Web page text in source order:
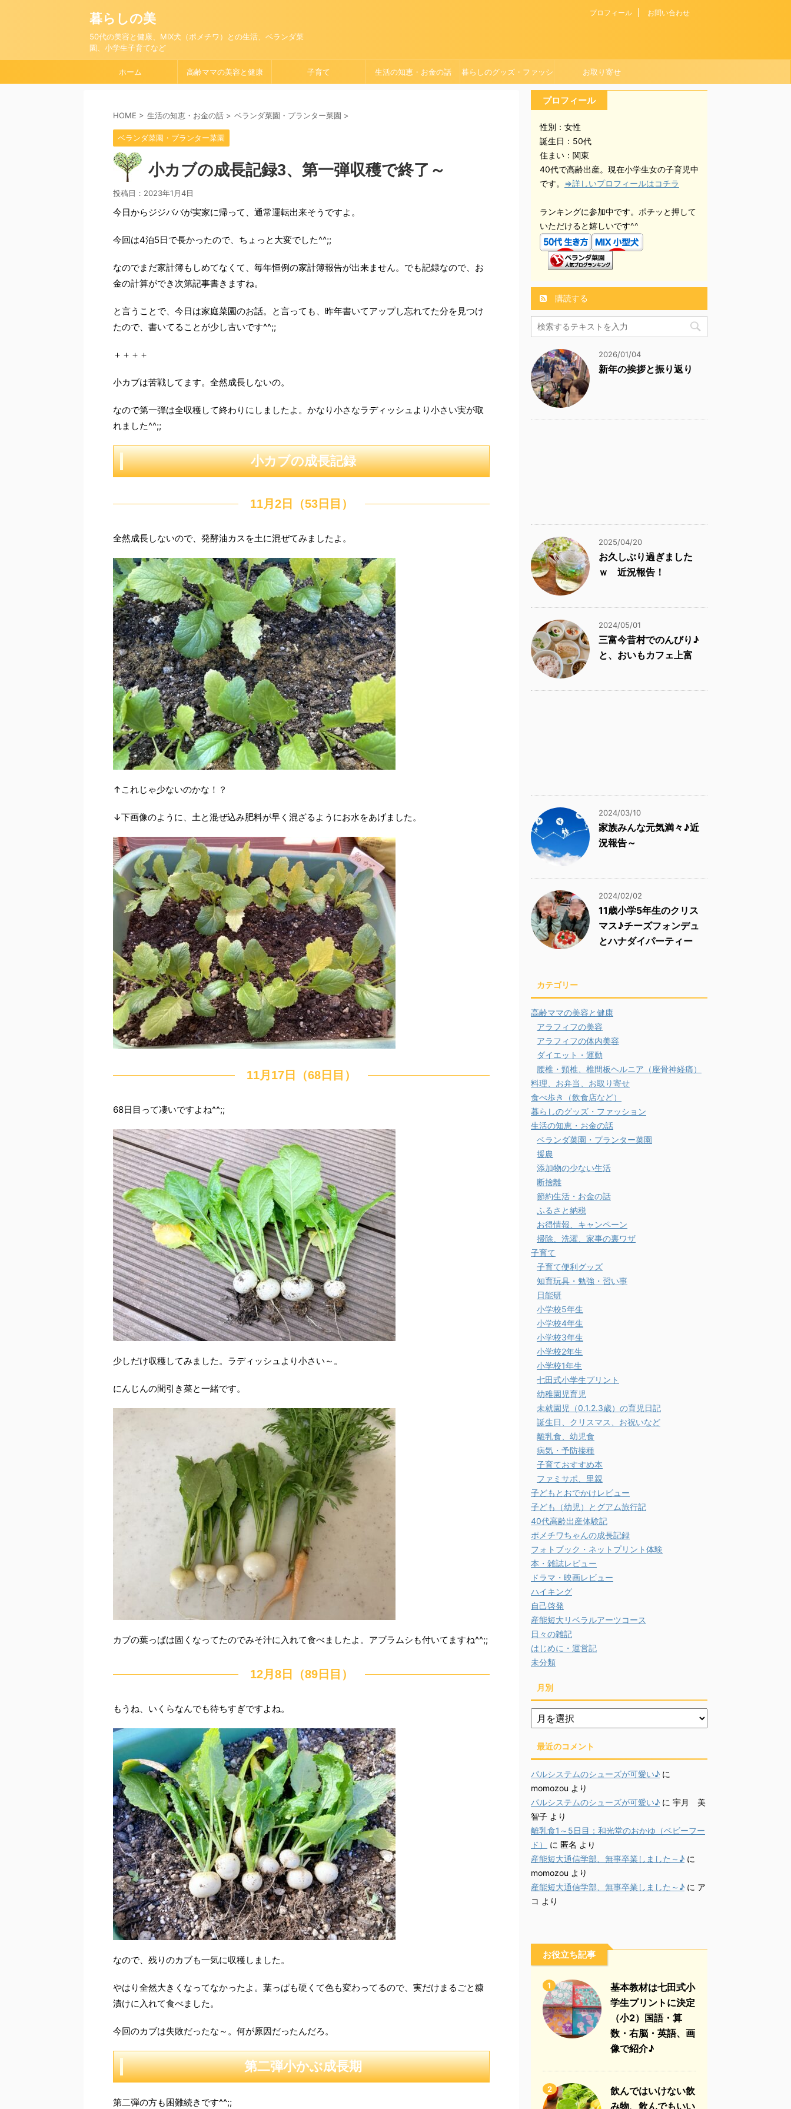
暮らしの美
50代の美容と健康、MIX犬（ポメチワ）との生活、ベランダ菜
園、小学生子育てなど
プロフィール お問い合わせ
ホーム 高齢ママの美容と健康 子育て 生活の知恵・お金の話 暮らしのグッズ・ファッシ お取り寄せ
HOME > 生活の知恵・お金の話 > ベランダ菜園・プランター菜園 >
ベランダ菜園・プランター菜園
小カブの成長記録3、第一弾収穫で終了～
投稿日： 2023年1月4日
今日からジジババが実家に帰って、通常運転出来そうですよ。
今回は4泊5日で長かったので、ちょっと大変でした^^;;
なのでまだ家計簿もしめてなくて、毎年恒例の家計簿報告が出来ません。でも記録なので、お
金の計算ができ次第記事書きますね。
と言うことで、今日は家庭菜園のお話。と言っても、昨年書いてアップし忘れてた分を見つけ
たので、書いてることが少し古いです^^;;
＋＋＋＋
小カブは苦戦してます。全然成長しないの。
なので第一弾は全収穫して終わりにしましたよ。かなり小さなラディッシュより小さい実が取
れました^^;;
小カブの成長記録
11月2日（53日目）
全然成長しないので、発酵油カスを土に混ぜてみましたよ。
↑これじゃ少ないのかな！？
↓下画像のように、土と混ぜ込み肥料が早く混ざるようにお水をあげました。
11月17日（68日目）
68日目って凄いですよね^^;;
少しだけ収穫してみました。ラディッシュより小さい～。
にんじんの間引き菜と一緒です。
カブの葉っぱは固くなってたのでみそ汁に入れて食べましたよ。アブラムシも付いてますね^^;;
12月8日（89日目）
もうね、いくらなんでも待ちすぎですよね。
なので、残りのカブも一気に収穫しました。
やはり全然大きくなってなかったよ。葉っぱも硬くて色も変わってるので、実だけまるごと糠
漬けに入れて食べました。
今回のカブは失敗だったな～。何が原因だったんだろ。
第二弾小かぶ成長期
第二弾の方も困難続きです^^;;
プロフィール
性別：女性
誕生日：50代
住まい：関東
40代で高齢出産。現在小学生女の子育児中
です。 ⇒詳しいプロフィールはコチラ
ランキングに参加中です。ポチッと押して
いただけると嬉しいです^^
購読する
2026/01/04
新年の挨拶と振り返り
2025/04/20
お久しぶり過ぎました
ｗ 近況報告！
2024/05/01
三富今昔村でのんびり♪
と、おいもカフェ上富
2024/03/10
家族みんな元気満々♪近
況報告～
2024/02/02
11歳小学5年生のクリス
マス♪チーズフォンデュ
とハナダイパーティー
カテゴリー
高齢ママの美容と健康
アラフィフの美容
アラフィフの体内美容
ダイエット・運動
腰椎・頸椎、椎間板ヘルニア（座骨神経痛）
料理、お弁当、お取り寄せ
食べ歩き（飲食店など）
暮らしのグッズ・ファッション
生活の知恵・お金の話
ベランダ菜園・プランター菜園
援農
添加物の少ない生活
断捨離
節約生活・お金の話
ふるさと納税
お得情報、キャンペーン
掃除、洗濯、家事の裏ワザ
子育て
子育て便利グッズ
知育玩具・勉強・習い事
日能研
小学校5年生
小学校4年生
小学校3年生
小学校2年生
小学校1年生
七田式小学生プリント
幼稚園児育児
未就園児（0.1.2.3歳）の育児日記
誕生日、クリスマス、お祝いなど
離乳食、幼児食
病気・予防接種
子育ておすすめ本
ファミサポ、里親
子どもとおでかけレビュー
子ども（幼児）とグアム旅行記
40代高齢出産体験記
ポメチワちゃんの成長記録
フォトブック・ネットプリント体験
本・雑誌レビュー
ドラマ・映画レビュー
ハイキング
自己啓発
産能短大リベラルアーツコース
日々の雑記
はじめに・運営記
未分類
月別
月
別
最近のコメント
パルシステムのシューズが可愛い♪ に
momozou より
パルシステムのシューズが可愛い♪ に 宇月 美
智子 より
離乳食1～5日目：和光堂のおかゆ（ベビーフー
ド）
に 匿名 より
産能短大通信学部、無事卒業しました～♪ に
momozou より
産能短大通信学部、無事卒業しました～♪ に ア
コ より
お役立ち記事
1
基本教材は七田式小
学生プリントに決定
（小2）国語・算
数・右脳・英語、画
像で紹介♪
2
飲んではいけない飲
み物、飲んでもいい